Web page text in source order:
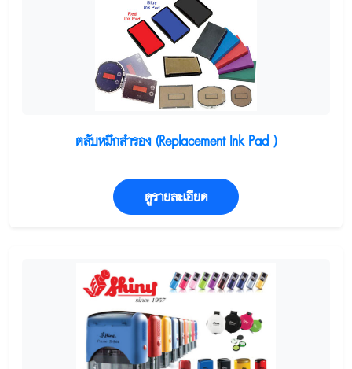
ตลับหมึกสำรอง (Replacement Ink Pad )
ดูรายละเอียด